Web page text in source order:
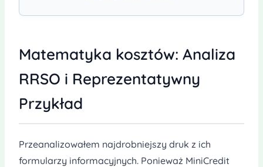
Matematyka kosztów: Analiza
RRSO i Reprezentatywny
Przykład
Przeanalizowałem najdrobniejszy druk z ich
formularzy informacyjnych. Ponieważ MiniCredit